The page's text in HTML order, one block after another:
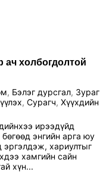
холбогдолтой
, Бэлэг дурсгал, Зураг
, Сурагч, Хүүхдийн
ирээдүйд
энгийн арга юу
эргэлдэж, хариултыг
хамгийн сайн
хүн...